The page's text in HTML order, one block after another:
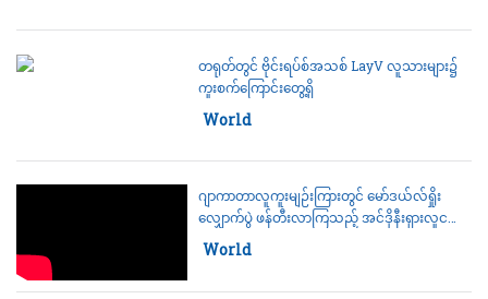
တရုတ်တွင် ဗိုင်းရပ်စ်အသစ် LayV လူသားများ၌
ကူးစက်ကြောင်းတွေ့ရှိ
Category:
World
ဂျာကာတာလူကူးမျဉ်းကြားတွင် မော်ဒယ်လ်ရှိုး
လျှောက်ပွဲ ဖန်တီးလာကြသည့် အင်ဒိုနီးရှားလူငယ်
များ
Category:
World